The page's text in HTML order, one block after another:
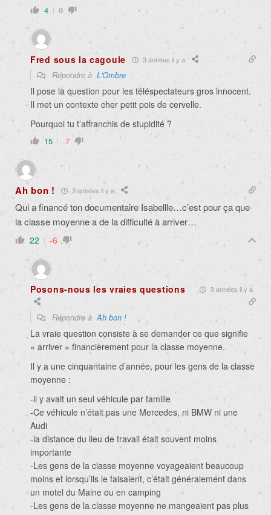
4 0
Fred sous la cagoule 3 années il y a
Répondre à L'Ombre
Il pose la question pour les téléspectateurs gros innocent.
Il met un contexte cher petit pois de cervelle.
Pourquoi tu t’affranchis de stupidité ?
15 -7
Ah bon ! 3 années il y a
Qui a financé ton documentaire Isabellle…c’est pour ça que
la classe moyenne a de la difficulté à arriver…
22 -6
Posons-nous les vraies questions 3 années il y a
Répondre àAh bon !
La vraie question consiste à se demander ce que signifie
« arriver » financièrement pour la classe moyenne.
Il y a une cinquantaine d’année, pour les gens de la classe
moyenne :
-il y avait un seul véhicule par famille
-Ce véhicule n’était pas une Mercedes, ni BMW ni une
Audi
-la distance du lieu de travail était souvent moins
importante
-Les gens de la classe moyenne voyageaient beaucoup
moins et lorsqu’ils le faisaient, c’était généralement dans
un motel du Maine ou en camping
-Les gens de la classe moyenne ne mangeaient pas plus